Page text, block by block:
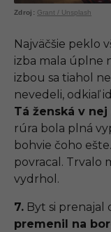
Grant / Unsplash
Najväčšie peklo
izba mala úplne
izbou sa tiahol
nevedeli, odkiaľ
Tá ženská v
rúra bola plná
bohvie čoho
povracal. Trvalo
vydrhol.
7. Byt si prenajal
premenil na